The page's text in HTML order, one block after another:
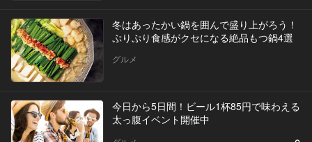
冬はあったかい鍋を囲んで盛り上がろう！
ぷりぷり食感がクセになる絶品もつ鍋4選
グルメ
今日から5日間！ビール1杯85円で味わえる
太っ腹イベント開催中